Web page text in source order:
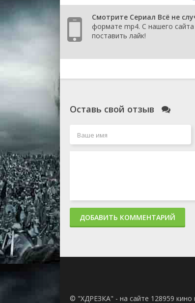
Смотрите Сериал Всё не
формате mp4. С нашего
поставить лайк!
Оставь свой отзыв
ДОБАВИТЬ КОММЕНТАРИЙ
© "ХДРЕЗКА" - на сайте 128959